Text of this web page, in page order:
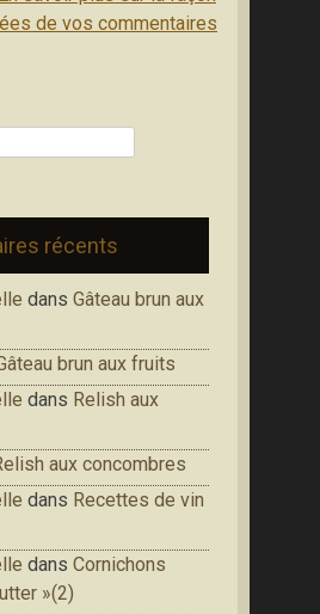
de vos commentaires
récents
dans Gâteau brun aux
brun aux fruits
dans Relish aux
aux concombres
dans Recettes de vin
dans Cornichons
»(2)